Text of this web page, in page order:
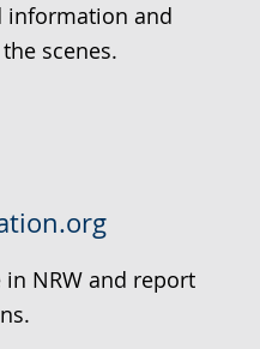
information and
scenes.
NRW and report